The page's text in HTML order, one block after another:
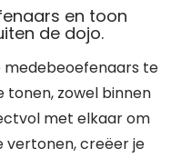
en toon
de dojo.
medebeoefenaars te
zowel binnen
met elkaar om
vertonen, creëer je